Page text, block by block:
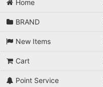
Home
BRAND
New Items
Cart
Point Service